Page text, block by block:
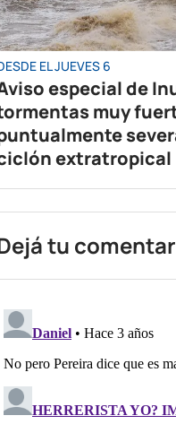
EL JUEVES 6
especial de
muy
extratropical
tu